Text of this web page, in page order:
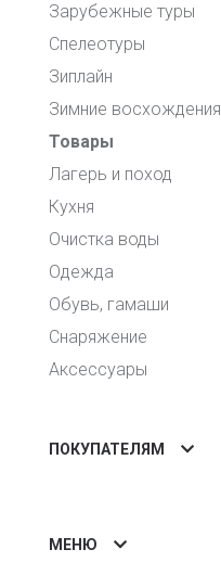
Зарубежные туры
Спелеотуры
Зиплайн
Зимние восхождения
Товары
Лагерь и поход
Кухня
Очистка воды
Одежда
Обувь, гамаши
Снаряжение
Аксессуары
ПОКУПАТЕЛЯМ
МЕНЮ